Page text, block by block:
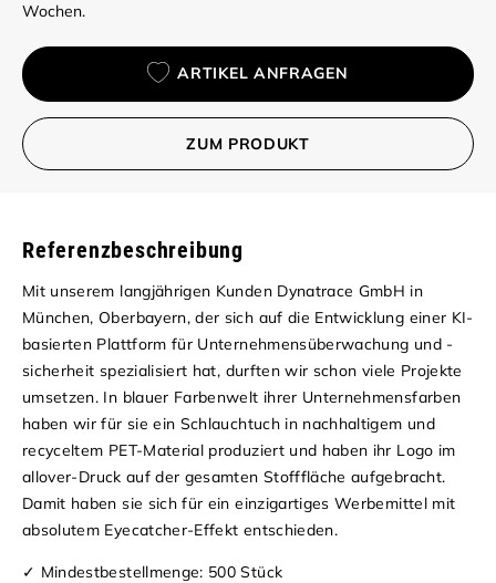
Wochen.
ARTIKEL ANFRAGEN
ZUM PRODUKT
Referenzbeschreibung
Mit unserem langjährigen Kunden Dynatrace GmbH in
München, Oberbayern, der sich auf die Entwicklung einer KI-
basierten Plattform für Unternehmensüberwachung und -
sicherheit spezialisiert hat, durften wir schon viele Projekte
umsetzen. In blauer Farbenwelt ihrer Unternehmensfarben
haben wir für sie ein Schlauchtuch in nachhaltigem und
recyceltem PET-Material produziert und haben ihr Logo im
allover-Druck auf der gesamten Stofffläche aufgebracht.
Damit haben sie sich für ein einzigartiges Werbemittel mit
absolutem Eyecatcher-Effekt entschieden.
✓ Mindestbestellmenge: 500 Stück